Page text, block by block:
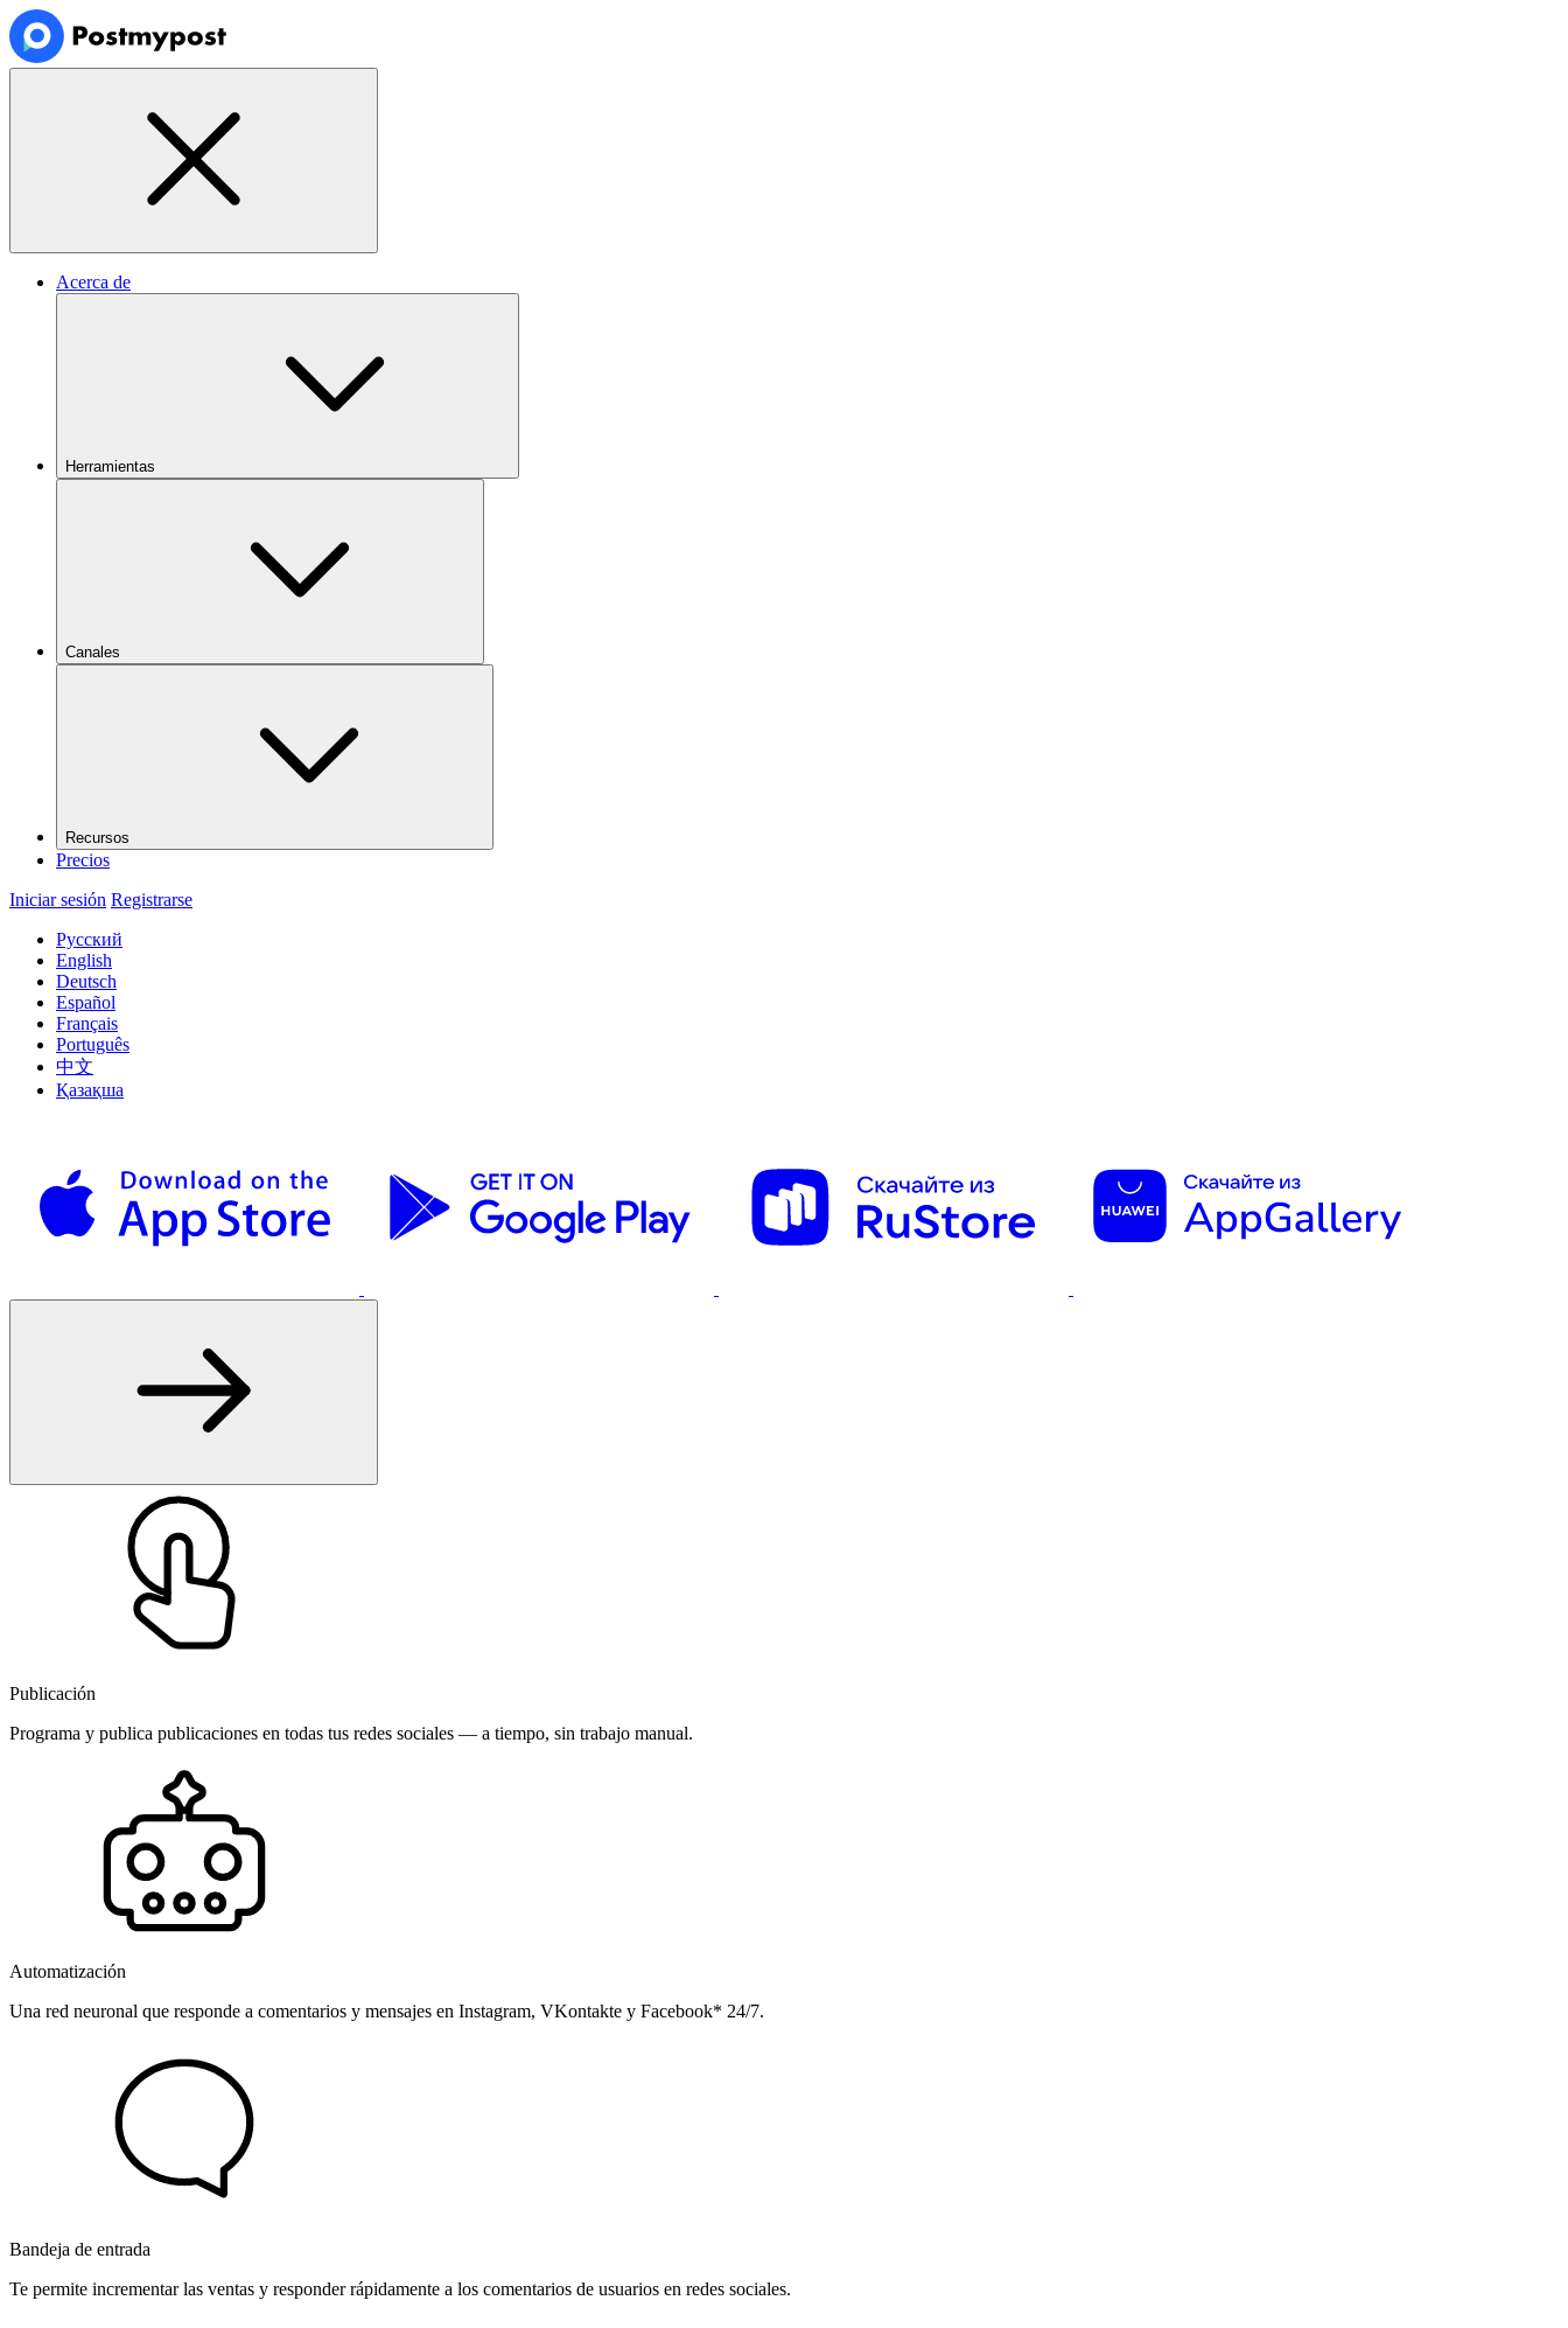
Acerca de
Herramientas
Canales
Recursos
Precios
Iniciar sesión Registrarse
Русский
English
Deutsch
Español
Français
Português
中文
Қазақша
Publicación
Programa y publica publicaciones en todas tus redes sociales — a tiempo, sin trabajo manual.
Automatización
Una red neuronal que responde a comentarios y mensajes en Instagram, VKontakte y Facebook* 24/7.
Bandeja de entrada
Te permite incrementar las ventas y responder rápidamente a los comentarios de usuarios en redes sociales.